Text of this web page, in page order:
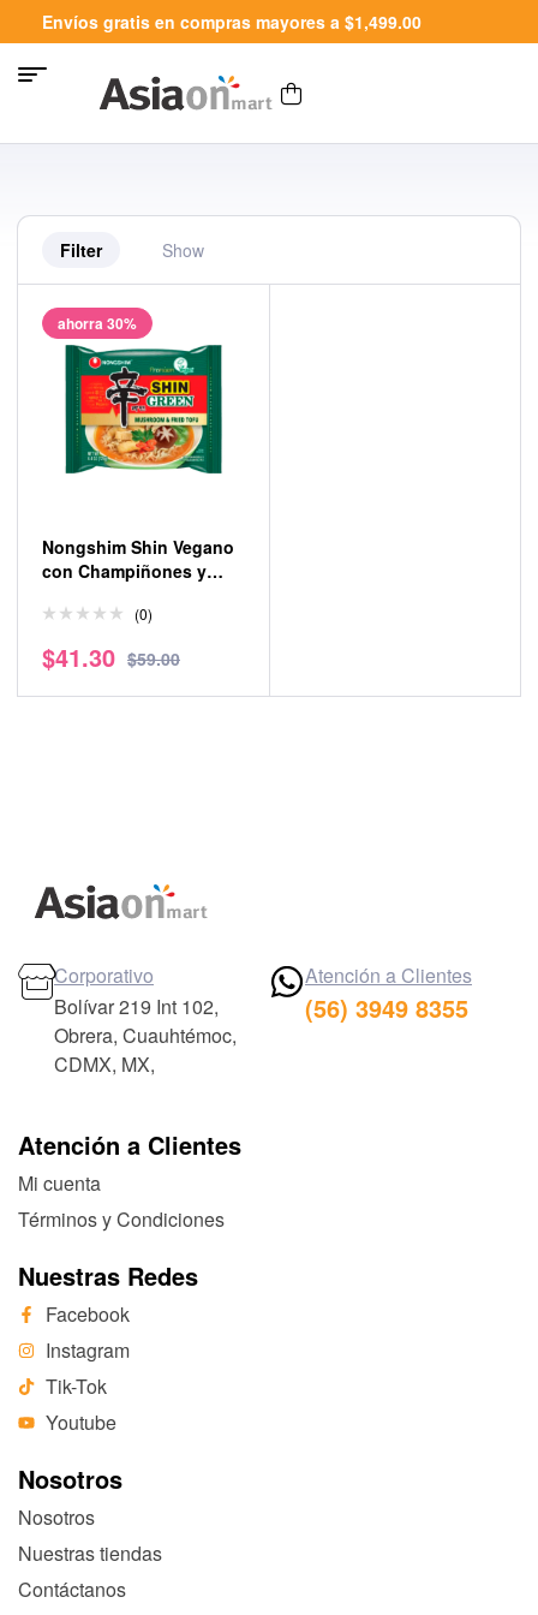
Envíos gratis en compras mayores a $1,499.00
Filter Show
ahorra 30%
Nongshim Shin Vegano
con Champiñones y
(0)
$59.00
$41.30
Atención a Clientes
Mi cuenta
Términos y Condiciones
Nuestras Redes
Facebook
Instagram
Tik-Tok
Youtube
Nosotros
Nosotros
Nuestras tiendas
Contáctanos
Corporativo
Bolívar 219 Int 102,
Obrera, Cuauhtémoc,
CDMX, MX,
Atención a Clientes
(56) 3949 8355